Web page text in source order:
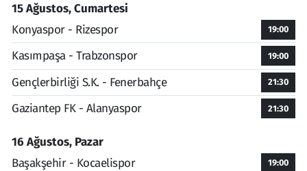
15 Ağustos, Cumartesi
Konyaspor - Rizespor
19:00
Kasımpaşa - Trabzonspor 19:00
Gençlerbirliği S.K. - Fenerbahçe 21:30
Gaziantep FK - Alanyaspor 21:30
16 Ağustos, Pazar
Başakşehir - Kocaelispor
19:00